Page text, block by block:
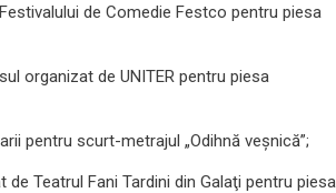
de Comedie Festco pentru piesa
organizat de UNITER pentru piesa
pentru scurt-metrajul „Odihnă veşnică”;
Teatrul Fani Tardini din Galaţi pentru piesa